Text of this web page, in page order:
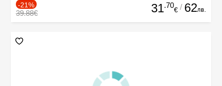
-21%
39.88€ 31.70
€ / 62лв.